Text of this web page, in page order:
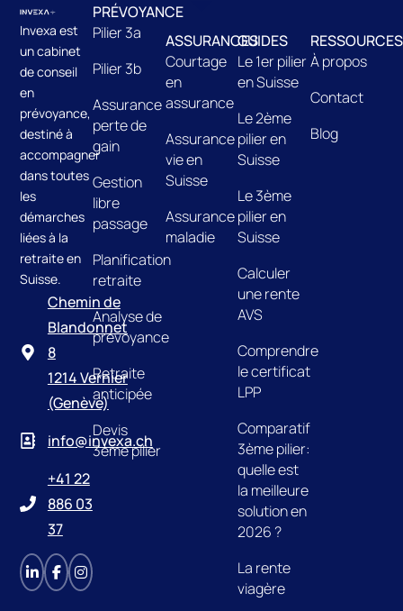
Invexa est
un cabinet
de conseil
en
prévoyance,
destiné à
accompagner
dans toutes
les
démarches
liées à la
retraite en
Suisse.
Chemin de
Blandonnet
8
1214 Vernier
(Genève)
info@invexa.ch
+41 22
886 03
37
PRÉVOYANCE
Pilier 3a
Pilier 3b
Assurance
perte de
gain
Gestion
libre
passage
Planification
retraite
Analyse de
prévoyance
Retraite
anticipée
Devis
3ème pilier
ASSURANCES
Courtage
en
assurance
Assurance
vie en
Suisse
Assurance
maladie
GUIDES
Le 1er pilier
en Suisse
Le 2ème
pilier en
Suisse
Le 3ème
pilier en
Suisse
Calculer
une rente
AVS
Comprendre
le certificat
LPP
Comparatif
3ème pilier:
quelle est
la meilleure
solution en
2026 ?
La rente
viagère
RESSOURCES
À propos
Contact
Blog